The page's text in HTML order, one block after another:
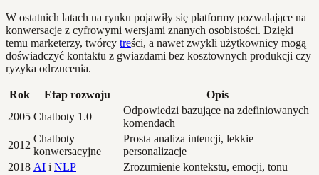
W ostatnich latach na rynku pojawiły się platformy pozwalające na
konwersacje z cyfrowymi wersjami znanych osobistości. Dzięki
temu marketerzy, twórcy treści, a nawet zwykli użytkownicy mogą
doświadczyć kontaktu z gwiazdami bez kosztownych produkcji czy
ryzyka odrzucenia.
Rok Etap rozwoju
Opis
2005 Chatboty 1.0
Odpowiedzi bazujące na zdefiniowanych
komendach
2012
Chatboty
konwersacyjne
Prosta analiza intencji, lekkie
personalizacje
2018 AI i NLP
Zrozumienie kontekstu, emocji, tonu